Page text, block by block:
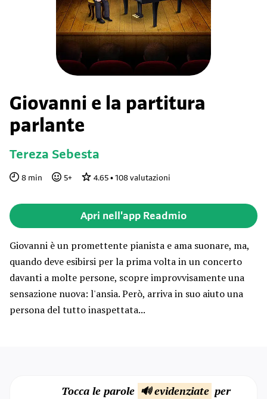
Giovanni e la partitura
parlante
Tereza Sebesta
8 min 5+ 4.65 • 108 valutazioni
Apri nell'app Readmio
Giovanni è un promettente pianista e ama suonare, ma,
quando deve esibirsi per la prima volta in un concerto
davanti a molte persone, scopre improvvisamente una
sensazione nuova: l'ansia. Però, arriva in suo aiuto una
persona del tutto inaspettata...
Tocca le parole 🔊 evidenziate per